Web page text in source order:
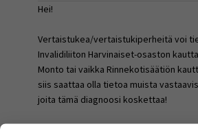
Hei!
Vertaistukea/vertaistukiperheitä voi
Invalidiliiton Harvinaiset-osaston
Monto tai vaikka Rinnekotisäätiön
siis saattaa olla tietoa muista
joita tämä diagnoosi koskettaa!